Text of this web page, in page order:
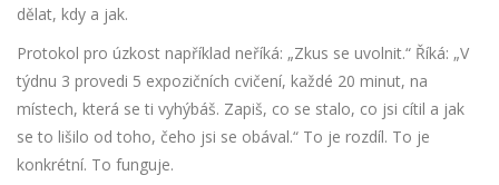
dělat, kdy a jak.
Protokol pro úzkost například neříká: „Zkus se uvolnit.“ Říká: „V
týdnu 3 provedi 5 expozičních cvičení, každé 20 minut, na
místech, která se ti vyhýbáš. Zapiš, co se stalo, co jsi cítil a jak
se to lišilo od toho, čeho jsi se obával.“ To je rozdíl. To je
konkrétní. To funguje.